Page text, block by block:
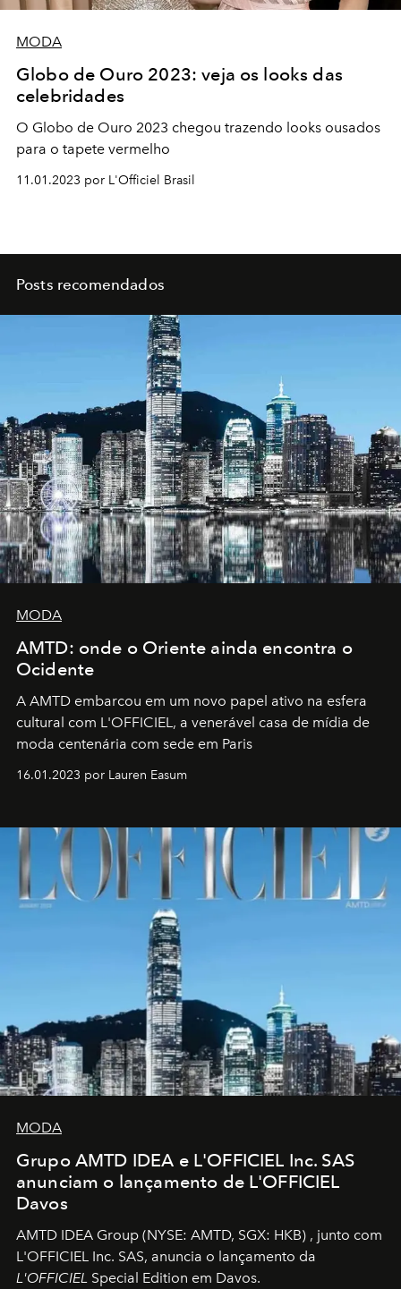
MODA
Globo de Ouro 2023: veja os looks das
celebridades
O Globo de Ouro 2023 chegou trazendo looks ousados
para o tapete vermelho
11.01.2023 por L'Officiel Brasil
Posts recomendados
MODA
AMTD: onde o Oriente ainda encontra o
Ocidente
A AMTD embarcou em um novo papel ativo na esfera
cultural com L'OFFICIEL, a venerável casa de mídia de
moda centenária com sede em Paris
16.01.2023 por Lauren Easum
MODA
Grupo AMTD IDEA e L'OFFICIEL Inc. SAS
anunciam o lançamento de L'OFFICIEL
Davos
AMTD IDEA Group (NYSE: AMTD, SGX: HKB) , junto com
L'OFFICIEL Inc. SAS, anuncia o lançamento da
L'OFFICIEL Special Edition em Davos.